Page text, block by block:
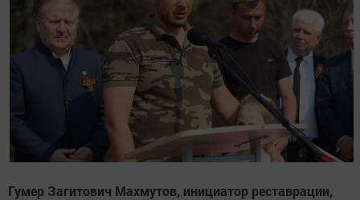
Гумер Загитович Махмутов, инициатор реставрации,